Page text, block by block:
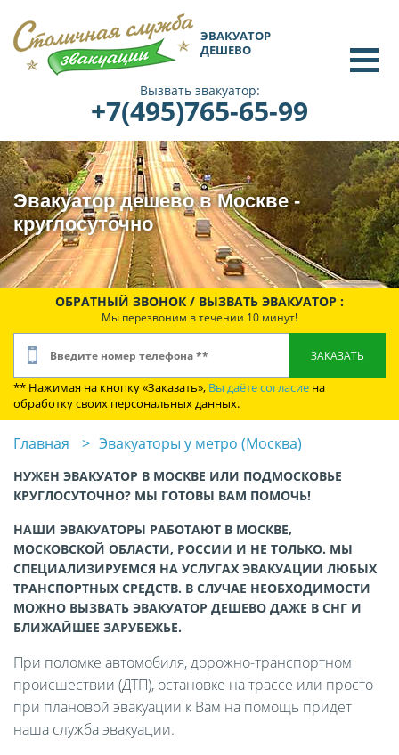
ЭВАКУАТОР
ДЕШЕВО
Вызвать эвакуатор:
+7(495)765-65-99
Эвакуатор дешево в Москве -
круглосуточно
ОБРАТНЫЙ ЗВОНОК / ВЫЗВАТЬ ЭВАКУАТОР :
Мы перезвоним в течении 10 минут!
** Нажимая на кнопку «Заказать», Вы даёте согласие на
обработку своих персональных данных.
Главная Эвакуаторы у метро (Москва)
НУЖЕН ЭВАКУАТОР В МОСКВЕ ИЛИ ПОДМОСКОВЬЕ
КРУГЛОСУТОЧНО? МЫ ГОТОВЫ ВАМ ПОМОЧЬ!
НАШИ ЭВАКУАТОРЫ РАБОТАЮТ В МОСКВЕ,
МОСКОВСКОЙ ОБЛАСТИ, РОССИИ И НЕ ТОЛЬКО. МЫ
СПЕЦИАЛИЗИРУЕМСЯ НА УСЛУГАХ ЭВАКУАЦИИ ЛЮБЫХ
ТРАНСПОРТНЫХ СРЕДСТВ. В СЛУЧАЕ НЕОБХОДИМОСТИ
МОЖНО ВЫЗВАТЬ ЭВАКУАТОР ДЕШЕВО ДАЖЕ В СНГ И
БЛИЖАЙШЕЕ ЗАРУБЕЖЬЕ.
При поломке автомобиля, дорожно-транспортном
происшествии (ДТП), остановке на трассе или просто
при плановой эвакуации к Вам на помощь придет
наша служба эвакуации.